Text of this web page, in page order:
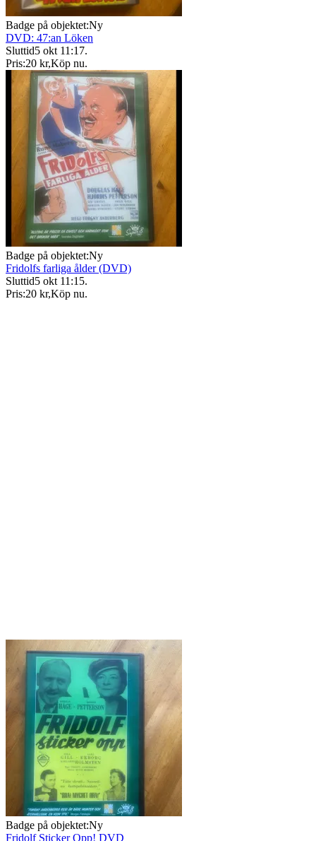
Badge på objektet:Ny
DVD: 47:an Löken
Sluttid5 okt 11:17.
Pris:20 kr,Köp nu.
Badge på objektet:Ny
Fridolfs farliga ålder (DVD)
Sluttid5 okt 11:15.
Pris:20 kr,Köp nu.
Badge på objektet:Ny
Fridolf Sticker Opp! DVD